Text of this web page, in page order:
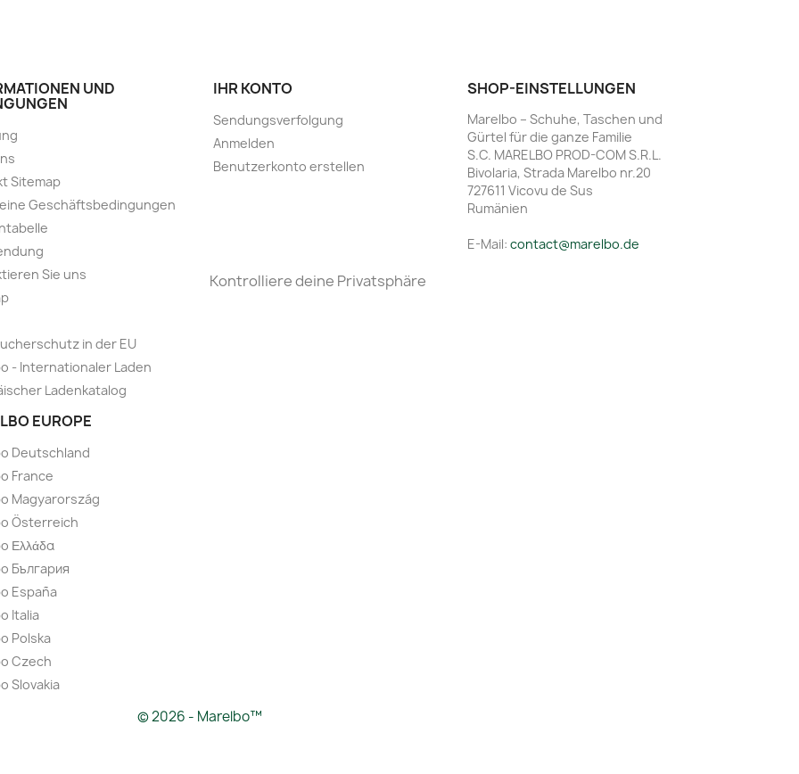
UND
Sitemap
Geschäftsbedingungen
Sie uns
in der EU
- Internationaler Laden
Ladenkatalog
EUROPE
Deutschland
France
Magyarország
Österreich
Ελλάδα
България
España
Italia
Polska
Czech
Slovakia
IHR KONTO
Sendungsverfolgung
Anmelden
Benutzerkonto erstellen
SHOP-EINSTELLUNGEN
Marelbo – Schuhe, Taschen und
Gürtel für die ganze Familie
S.C. MARELBO PROD-COM S.R.L.
Bivolaria, Strada Marelbo nr.20
727611 Vicovu de Sus
Rumänien
E-Mail: contact@marelbo.de
Kontrolliere deine Privatsphäre
© 2026 - Marelbo™